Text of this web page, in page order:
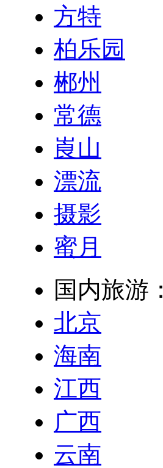
方特
柏乐园
郴州
常德
崀山
漂流
摄影
蜜月
国内旅游：
北京
海南
江西
广西
云南